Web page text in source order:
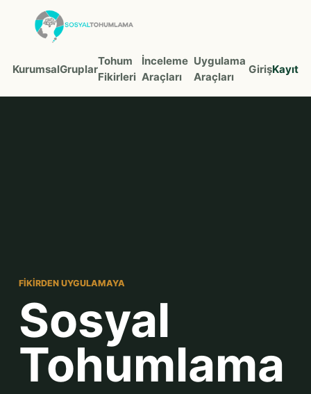
KurumsalGruplar
Tohum
Fikirleri
İnceleme
Araçları
Uygulama
Araçları
GirişKayıt
FIKIRDEN UYGULAMAYA
Sosyal
Tohumlama